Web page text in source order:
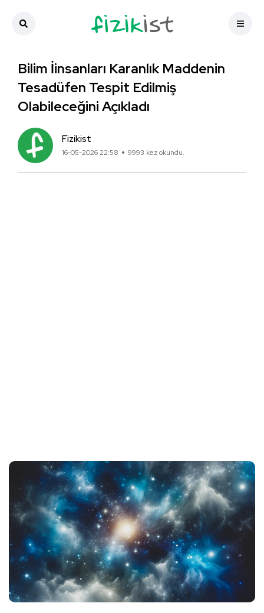
Bilim İinsanları Karanlık Maddenin
Tesadüfen Tespit Edilmiş
Olabileceğini Açıkladı
Fizikist
16-05-2026 22:58 9993 kez okundu.